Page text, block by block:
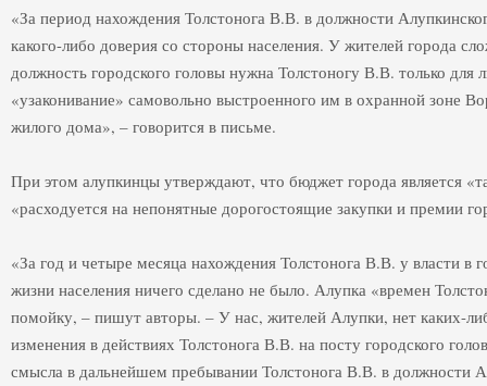
«За период нахождения Толстонога В.В. в должности
какого-либо доверия со стороны населения. У жителей города
должность городского головы нужна Толстоногу В.В. только для
«узаконивание» самовольно выстроенного им в охранной зоне
жилого дома», – говорится в письме.
При этом алупкинцы утверждают, что бюджет города является
«расходуется на непонятные дорогостоящие закупки и премии
«За год и четыре месяца нахождения Толстонога В.В. у власти в
жизни населения ничего сделано не было. Алупка «времен
помойку, – пишут авторы. – У нас, жителей Алупки, нет каких-
изменения в действиях Толстонога В.В. на посту городского
смысла в дальнейшем пребывании Толстонога В.В. в должности